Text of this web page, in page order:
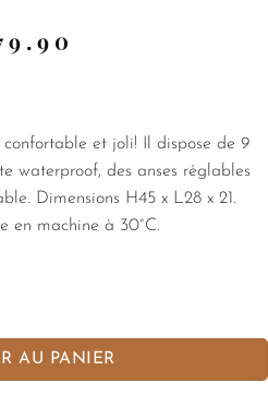
et joli! Il dispose de 9
waterproof, des anses réglables
Dimensions H45 x L28 x 21.
en machine à 30°C.
AU PANIER